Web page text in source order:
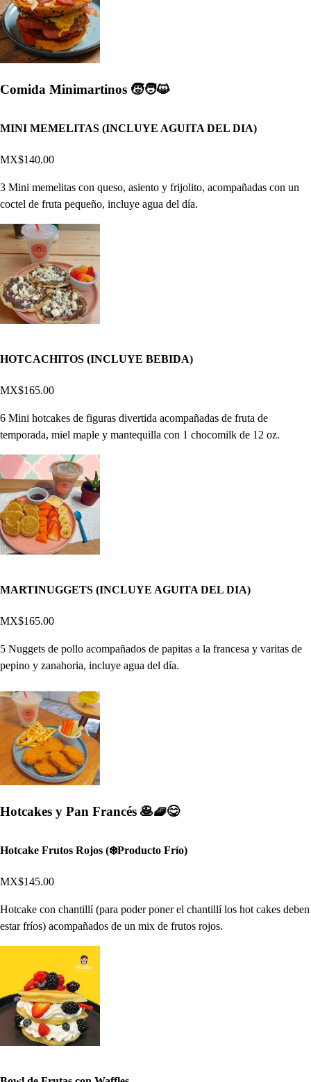
Comida Minimartinos 🧒🧑😺
MINI MEMELITAS (INCLUYE AGUITA DEL DIA)
MX$140.00
3 Mini memelitas con queso, asiento y frijolito, acompañadas con un
coctel de fruta pequeño, incluye agua del día.
HOTCACHITOS (INCLUYE BEBIDA)
MX$165.00
6 Mini hotcakes de figuras divertida acompañadas de fruta de
temporada, miel maple y mantequilla con 1 chocomilk de 12 oz.
MARTINUGGETS (INCLUYE AGUITA DEL DIA)
MX$165.00
5 Nuggets de pollo acompañados de papitas a la francesa y varitas de
pepino y zanahoria, incluye agua del día.
Hotcakes y Pan Francés 🥞🧇😋
Hotcake Frutos Rojos (❄️Producto Frío)
MX$145.00
Hotcake con chantillí (para poder poner el chantillí los hot cakes deben
estar fríos) acompañados de un mix de frutos rojos.